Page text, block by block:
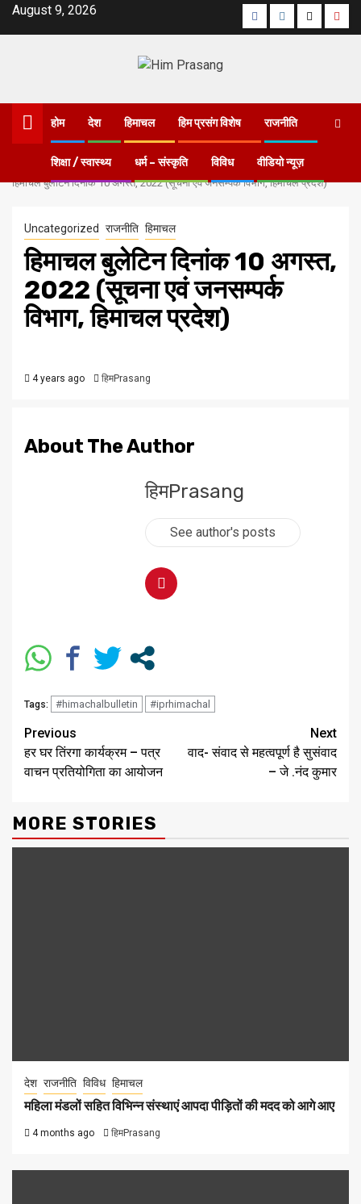
August 9, 2026
होम देश हिमाचल हिम प्रसंग विशेष राजनीति
शिक्षा / स्वास्थ्य धर्म – संस्कृति विविध वीडियो न्यूज़
हिमाचल बुलेटिन दिनांक 10 अगस्त, 2022 (सूचना एवं जनसम्पर्क विभाग, हिमाचल प्रदेश)
Uncategorized राजनीति हिमाचल
हिमाचल बुलेटिन दिनांक 10 अगस्त,
2022 (सूचना एवं जनसम्पर्क
विभाग, हिमाचल प्रदेश)
4 years ago हिमPrasang
About The Author
हिमPrasang
See author's posts
Tags: #himachalbulletin #iprhimachal
Previous
हर घर तिंरगा कार्यक्रम – पत्र
वाचन प्रतियोगिता का आयोजन
Next
वाद- संवाद से महत्वपूर्ण है सुसंवाद
– जे .नंद कुमार
MORE STORIES
देश राजनीति विविध हिमाचल
महिला मंडलों सहित विभिन्न संस्थाएं आपदा पीड़ितों की मदद को आगे आए
4 months ago हिमPrasang